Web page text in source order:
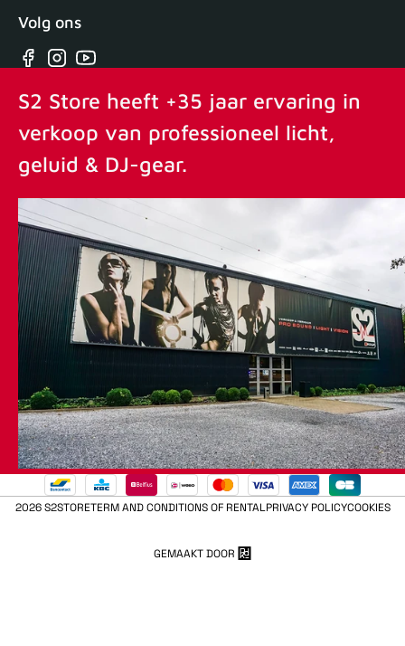
Volg ons
Facebook
Instagram
YouTube
S2 Store heeft +35 jaar ervaring in
verkoop van professioneel licht,
geluid & DJ-gear.
2026 S2STORETERM AND CONDITIONS OF RENTALPRIVACY POLICYCOOKIES
GEMAAKT DOOR